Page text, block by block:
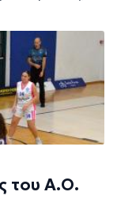
του Α.Ο.